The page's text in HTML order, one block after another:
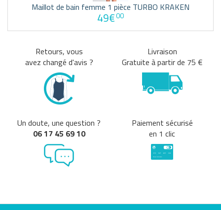
Maillot de bain femme 1 pièce TURBO KRAKEN
49€00
Retours, vous
avez changé d'avis ?
Livraison
Gratuite à partir de 75 €
Un doute, une question ?
06 17 45 69 10
Paiement sécurisé
en 1 clic